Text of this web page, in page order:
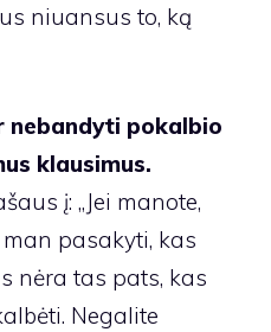
niuansus to, ką
pokalbio
klausimus.
į: „Jei manote,
pasakyti, kas
nėra tas pats, kas
Negalite